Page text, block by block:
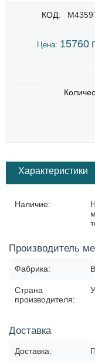
КОД:
Цена: 15760
Характеристики
Наличие:
Производитель
Фабрика:
Страна
производителя:
Доставка
Доставка: